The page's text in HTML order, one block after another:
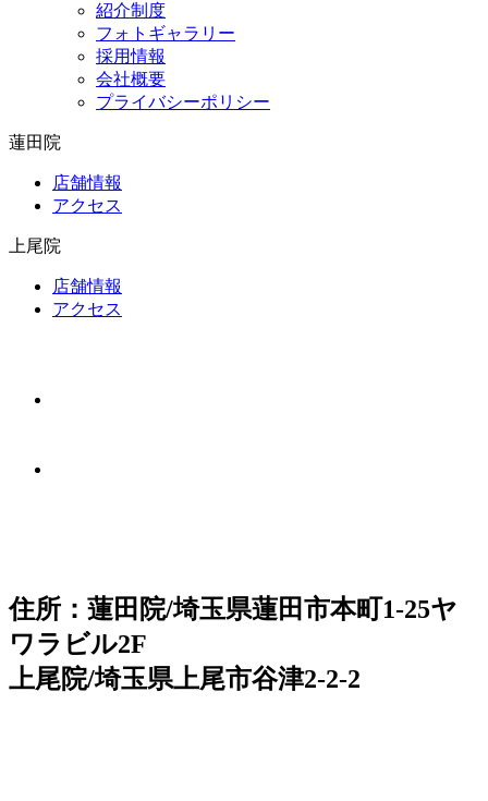
紹介制度
フォトギャラリー
採用情報
会社概要
プライバシーポリシー
蓮田院
店舗情報
アクセス
上尾院
店舗情報
アクセス
住所：蓮田院/埼玉県蓮田市本町1-25ヤ
ワラビル2F
上尾院/埼玉県上尾市谷津2-2-2